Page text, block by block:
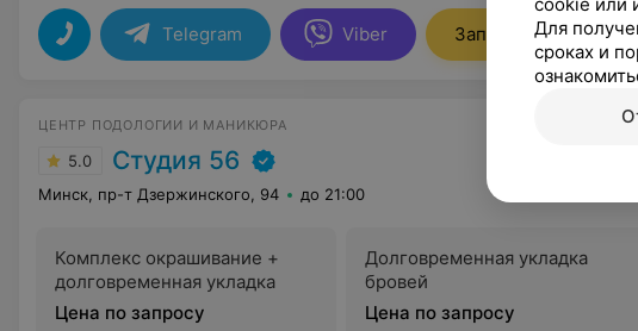
Telegram Viber Записаться
ЦЕНТР ПОДОЛОГИИ И МАНИКЮРА
5.0 Студия 56
Минск, пр-т Дзержинского, 94 до 21:00
Комплекс окрашивание +
долговременная укладка
Цена по запросу
Долговременная укладка
бровей
Цена по запросу
Для
сроках и